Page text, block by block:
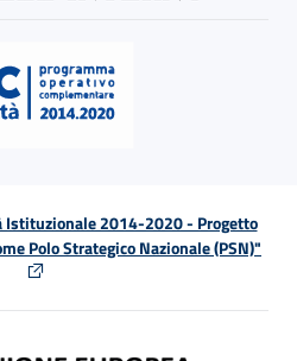
Istituzionale 2014-2020 - Progetto
Polo Strategico Nazionale (PSN)"